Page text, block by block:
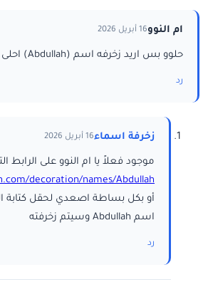
ام النوو16 أبريل 2026
حلوو بس اريد زخرفه اسم (Abdullah) احلى بعد
رد
زخرفة اسماء16 أبريل 2026
موجود فعلاً يا ام النوو على الرابط
decoration/names/Abdullah/
أو بكل بساطة اصعدي لحقل كتابة
اسم Abdullah وسيتم زخرفته
رد